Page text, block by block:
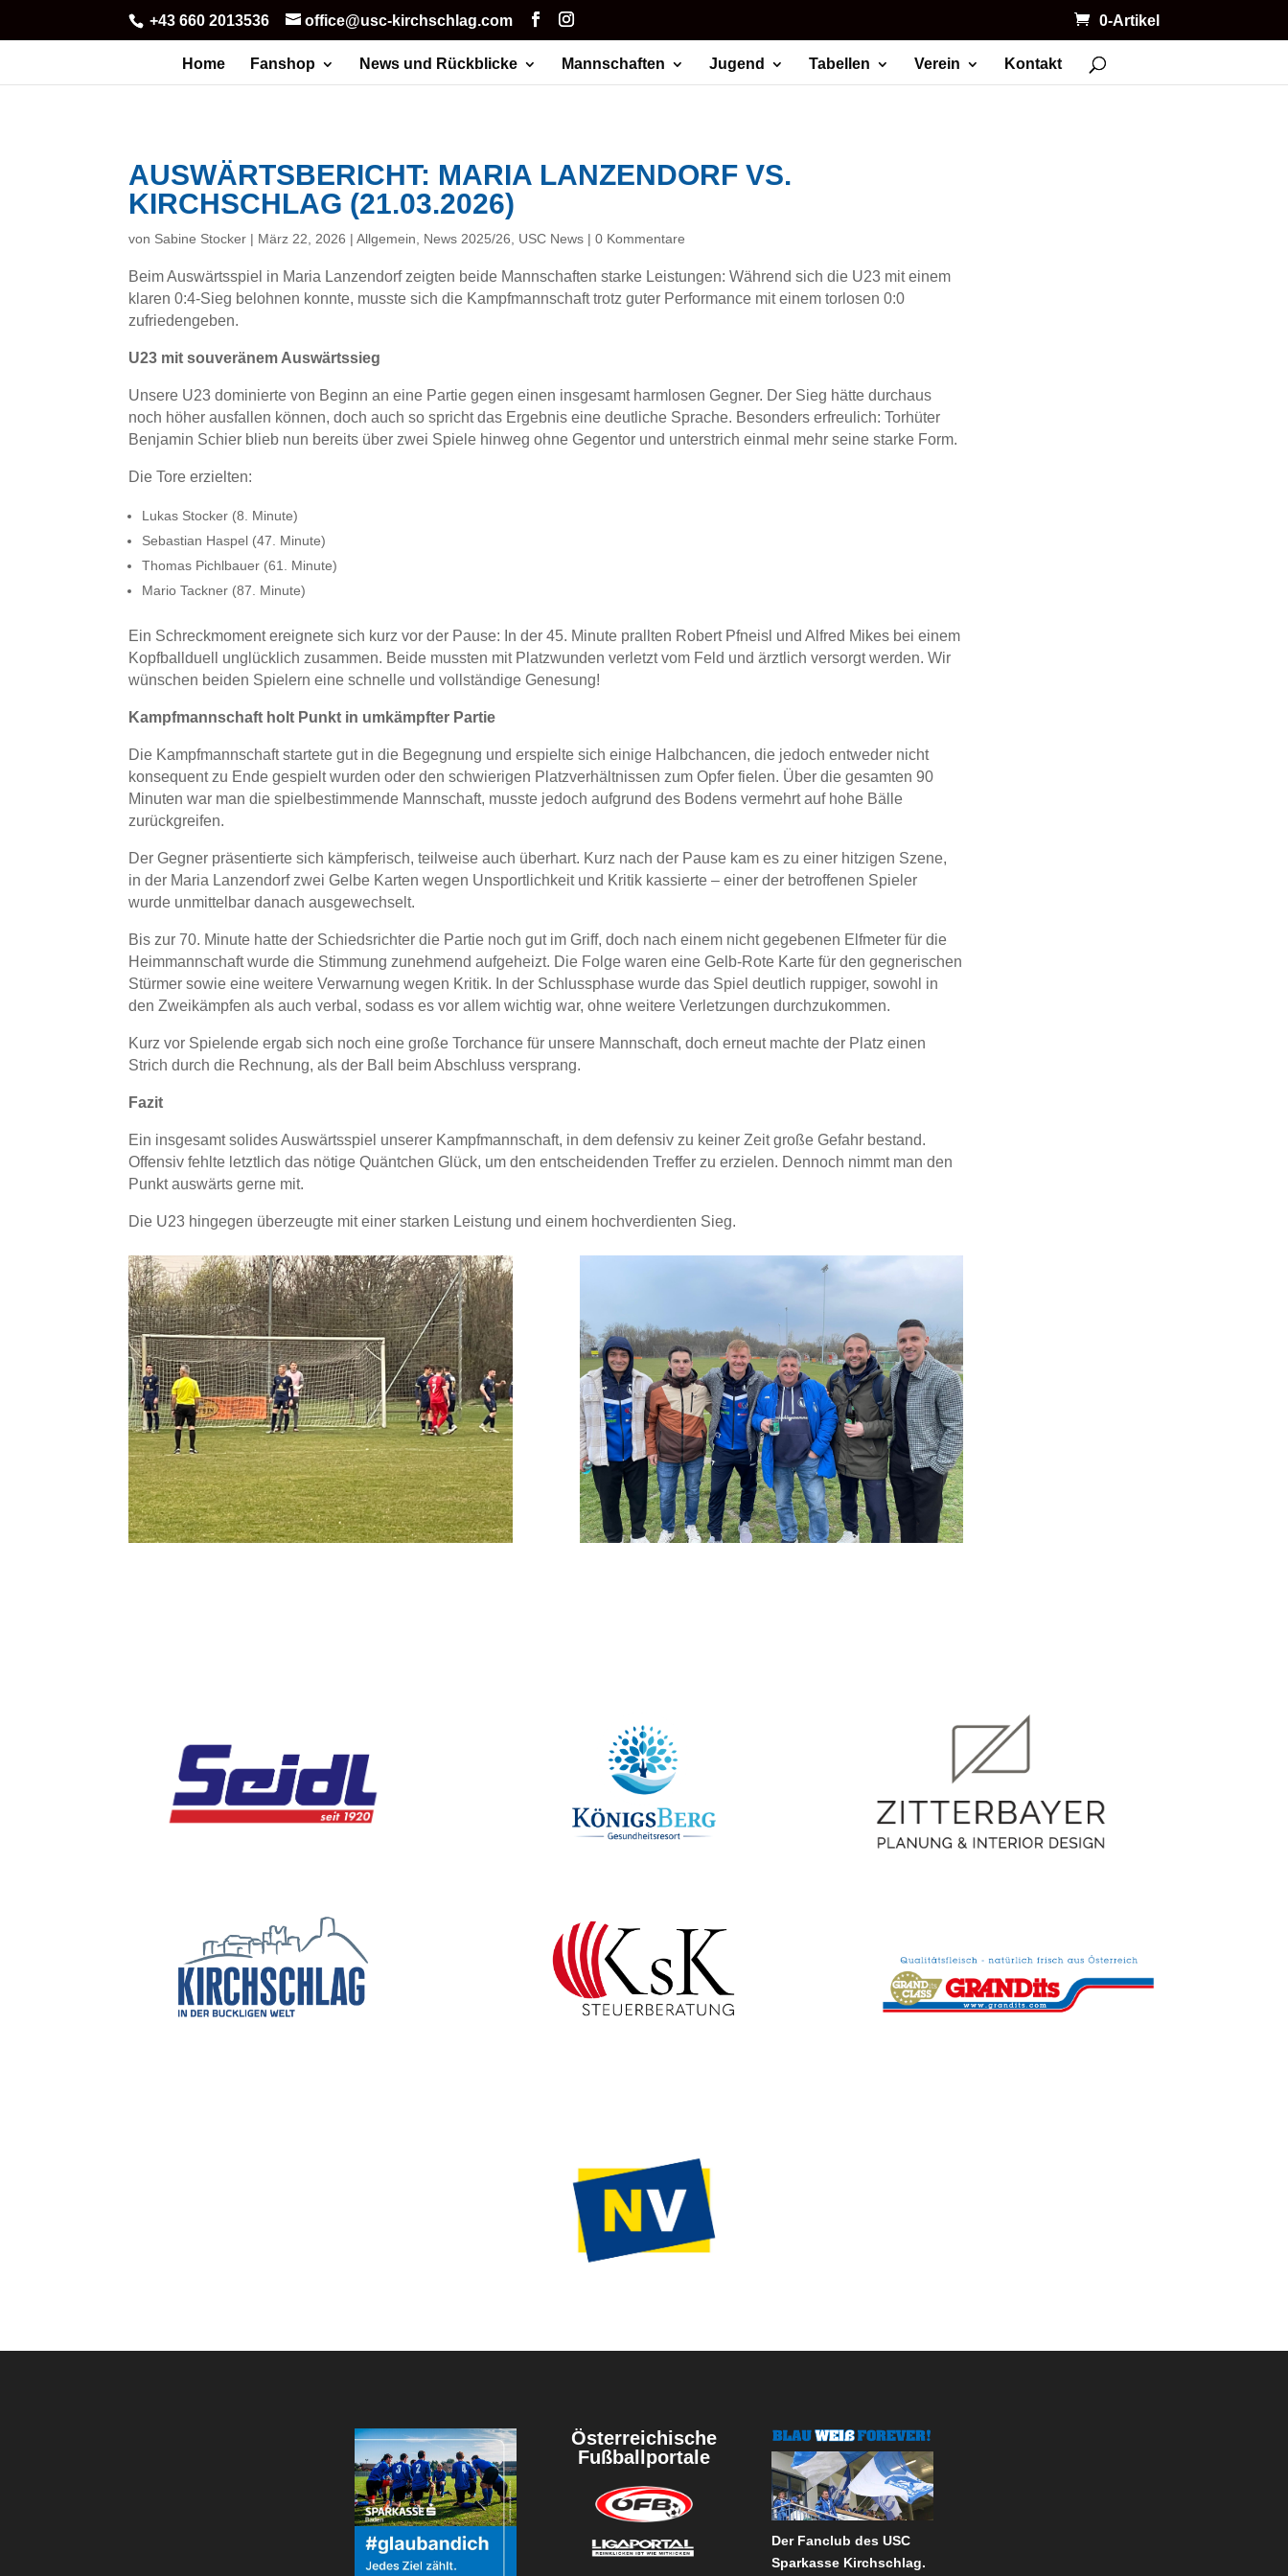
+43 660 2013536 office@usc-kirchschlag.com 0-Artikel
Home Fanshop News und Rückblicke Mannschaften Jugend Tabellen Verein Kontakt
AUSWÄRTSBERICHT: MARIA LANZENDORF VS.
KIRCHSCHLAG (21.03.2026)
von Sabine Stocker | März 22, 2026 |Allgemein News 2025/26 USC News |0 Kommentare
Beim Auswärtsspiel in Maria Lanzendorf zeigten beide Mannschaften starke Leistungen: Während sich die U23 mit einem
klaren 0:4-Sieg belohnen konnte, musste sich die Kampfmannschaft trotz guter Performance mit einem torlosen 0:0
zufriedengeben.
U23 mit souveränem Auswärtssieg
Unsere U23 dominierte von Beginn an eine Partie gegen einen insgesamt harmlosen Gegner. Der Sieg hätte durchaus
noch höher ausfallen können, doch auch so spricht das Ergebnis eine deutliche Sprache. Besonders erfreulich: Torhüter
Benjamin Schier blieb nun bereits über zwei Spiele hinweg ohne Gegentor und unterstrich einmal mehr seine starke Form.
Die Tore erzielten:
Lukas Stocker (8. Minute)
Sebastian Haspel (47. Minute)
Thomas Pichlbauer (61. Minute)
Mario Tackner (87. Minute)
Ein Schreckmoment ereignete sich kurz vor der Pause: In der 45. Minute prallten Robert Pfneisl und Alfred Mikes bei einem
Kopfballduell unglücklich zusammen. Beide mussten mit Platzwunden verletzt vom Feld und ärztlich versorgt werden. Wir
wünschen beiden Spielern eine schnelle und vollständige Genesung!
Kampfmannschaft holt Punkt in umkämpfter Partie
Die Kampfmannschaft startete gut in die Begegnung und erspielte sich einige Halbchancen, die jedoch entweder nicht
konsequent zu Ende gespielt wurden oder den schwierigen Platzverhältnissen zum Opfer fielen. Über die gesamten 90
Minuten war man die spielbestimmende Mannschaft, musste jedoch aufgrund des Bodens vermehrt auf hohe Bälle
zurückgreifen.
Der Gegner präsentierte sich kämpferisch, teilweise auch überhart. Kurz nach der Pause kam es zu einer hitzigen Szene,
in der Maria Lanzendorf zwei Gelbe Karten wegen Unsportlichkeit und Kritik kassierte – einer der betroffenen Spieler
wurde unmittelbar danach ausgewechselt.
Bis zur 70. Minute hatte der Schiedsrichter die Partie noch gut im Griff, doch nach einem nicht gegebenen Elfmeter für die
Heimmannschaft wurde die Stimmung zunehmend aufgeheizt. Die Folge waren eine Gelb-Rote Karte für den gegnerischen
Stürmer sowie eine weitere Verwarnung wegen Kritik. In der Schlussphase wurde das Spiel deutlich ruppiger, sowohl in
den Zweikämpfen als auch verbal, sodass es vor allem wichtig war, ohne weitere Verletzungen durchzukommen.
Kurz vor Spielende ergab sich noch eine große Torchance für unsere Mannschaft, doch erneut machte der Platz einen
Strich durch die Rechnung, als der Ball beim Abschluss versprang.
Fazit
Ein insgesamt solides Auswärtsspiel unserer Kampfmannschaft, in dem defensiv zu keiner Zeit große Gefahr bestand.
Offensiv fehlte letztlich das nötige Quäntchen Glück, um den entscheidenden Treffer zu erzielen. Dennoch nimmt man den
Punkt auswärts gerne mit.
Die U23 hingegen überzeugte mit einer starken Leistung und einem hochverdienten Sieg.
Österreichische
Fußballportale
Der Fanclub des USC
Sparkasse Kirchschlag.